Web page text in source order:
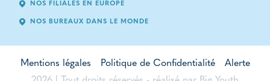
NOS FILIALES EN EUROPE
NOS BUREAUX DANS LE MONDE
Mentions légales Politique de Confidentialité
Alerte